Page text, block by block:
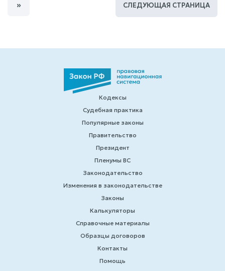
» СЛЕДУЮЩАЯ СТРАНИЦА
Кодексы
Судебная практика
Популярные законы
Правительство
Президент
Пленумы ВС
Законодательство
Изменения в законодательстве
Законы
Калькуляторы
Справочные материалы
Образцы договоров
Контакты
Помощь